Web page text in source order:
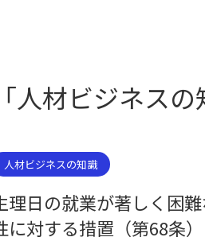
「人材ビジネス
人材ビジネスの知識
理日の就業が著しく困
に対する措置（第68条）